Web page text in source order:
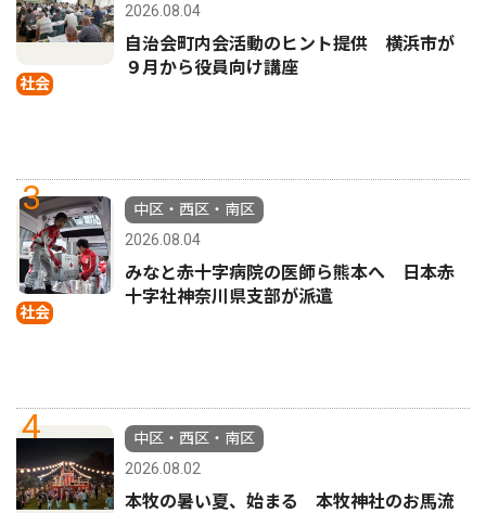
社会
2026.08.04
自治会町内会活動のヒント提供 横浜市が
９月から役員向け講座
3
社会
中区・西区・南区
2026.08.04
みなと赤十字病院の医師ら熊本へ 日本赤
十字社神奈川県支部が派遣
4
中区・西区・南区
2026.08.02
本牧の暑い夏、始まる 本牧神社のお馬流